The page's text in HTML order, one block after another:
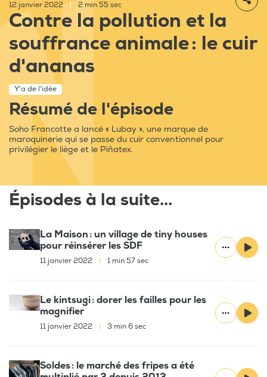
12 janvier 2022 | 2 min 55 sec
Contre la pollution et la
souffrance animale : le cuir
d'ananas
Y'a de l'idée
Résumé de l'épisode
Soho Francotte a lancé « Lubay », une marque de
maroquinerie qui se passe du cuir conventionnel pour
privilégier le liège et le Piñatex.
Épisodes à la suite...
La Maison : un village de tiny houses
pour réinsérer les SDF
11 janvier 2022 1 min 57 sec
Le kintsugi : dorer les failles pour les
magnifier
11 janvier 2022 3 min 6 sec
Soldes : le marché des fripes a été